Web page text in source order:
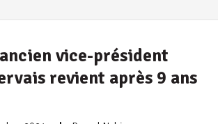
vice-président
revient après 9 ans